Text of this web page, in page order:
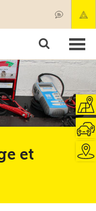
et